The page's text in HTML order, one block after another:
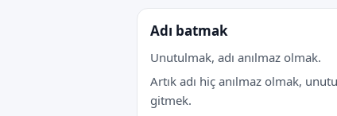
Adı batmak
Unutulmak, adı anılmaz olmak.
Artık adı hiç anılmaz olmak,
gitmek.